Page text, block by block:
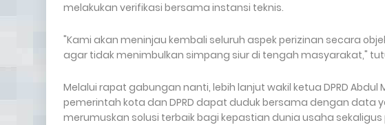
melakukan verifikasi bersama instansi teknis.
"Kami akan meninjau kembali seluruh aspek perizinan secara
agar tidak menimbulkan simpang siur di tengah masyarakat,"
Melalui rapat gabungan nanti, lebih lanjut wakil ketua DPRD
pemerintah kota dan DPRD dapat duduk bersama dengan data
merumuskan solusi terbaik bagi kepastian dunia usaha